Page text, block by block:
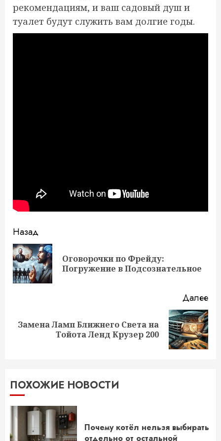
рекомендациям, и ваш садовый душ и
туалет будут служить вам долгие годы.
Продолжить
чтение
Назад
Оговорочки по Фрейду:
Погружение в Подсознательное
Далее
Следующая
Замена Ламп Ближнего Света на
Тойота Ленд Крузер 200
ПОХОЖИЕ НОВОСТИ
Почему котёл нельзя выбирать
отдельно от остальной